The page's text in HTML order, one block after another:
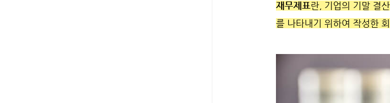
재무제표란, 기업의 기말 결
를 나타내기 위하여 작성한